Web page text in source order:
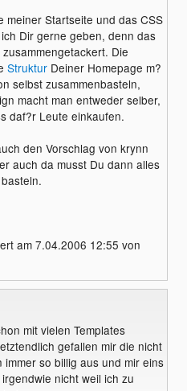
meiner Startseite und das CSS
Dir gerne geben, denn das
Die
StrukturDeiner Homepage m?
selbst zusammenbasteln,
macht man entweder selber,
daf?r Leute einkaufen.
den Vorschlag von krynn
auch da musst Du dann alles
am 7.04.2006 12:55 von
mit vielen Templates
gefallen mir die nicht
immer so billig aus und mir eins
nicht weil ich zu